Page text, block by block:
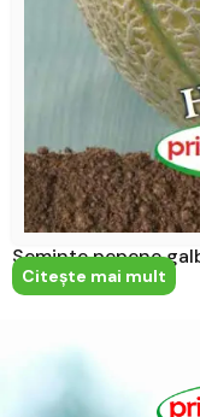
Seminte pepene
Citeşte mai mult